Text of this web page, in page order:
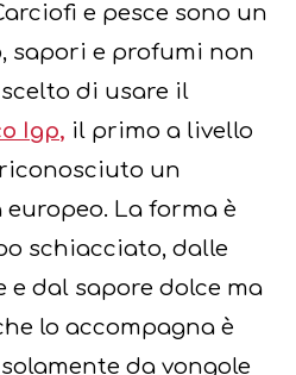
e pesce sono un
sapori e profumi non
di usare il
Igp, il primo a livello
un
La forma è
schiacciato, dalle
e dal sapore dolce ma
lo accompagna è
da vongole